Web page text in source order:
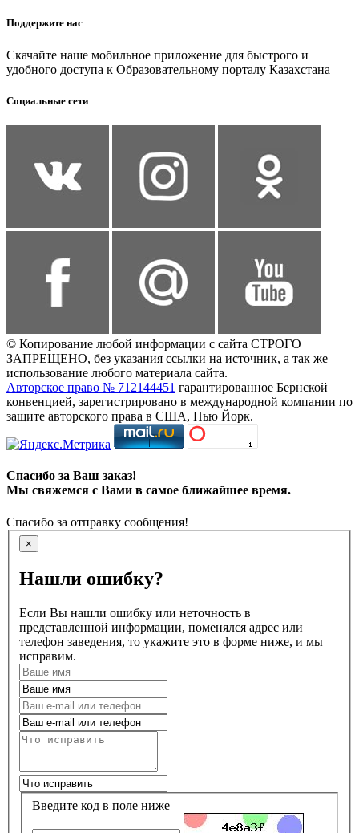
Поддержите нас
Скачайте наше мобильное приложение для быстрого и
удобного доступа к Образовательному порталу Казахстана
Социальные сети
© Копирование любой информации с сайта СТРОГО
ЗАПРЕЩЕНО, без указания ссылки на источник, а так же
использование любого материала сайта.
Авторское право № 712144451 гарантированное Бернской
конвенцией, зарегистрировано в международной компании по
защите авторского права в США, Нью Йорк.
Спасибо за Ваш заказ!
Мы свяжемся с Вами в самое ближайшее время.
Спасибо за отправку сообщения!
×
Нашли ошибку?
Если Вы нашли ошибку или неточность в
представленной информации, поменялся адрес или
телефон заведения, то укажите это в форме ниже, и мы
исправим.
Введите код в поле ниже